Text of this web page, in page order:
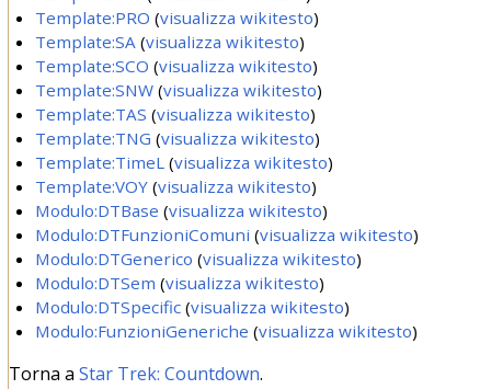
Template:PRO (visualizza wikitesto)
Template:SA (visualizza wikitesto)
Template:SCO (visualizza wikitesto)
Template:SNW (visualizza wikitesto)
Template:TAS (visualizza wikitesto)
Template:TNG (visualizza wikitesto)
Template:TimeL (visualizza wikitesto)
Template:VOY (visualizza wikitesto)
Modulo:DTBase (visualizza wikitesto)
Modulo:DTFunzioniComuni (visualizza wikitesto)
Modulo:DTGenerico (visualizza wikitesto)
Modulo:DTSem (visualizza wikitesto)
Modulo:DTSpecific (visualizza wikitesto)
Modulo:FunzioniGeneriche (visualizza wikitesto)
Torna a Star Trek: Countdown.